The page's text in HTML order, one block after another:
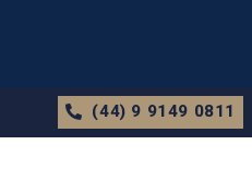
(44) 9 9149 0811